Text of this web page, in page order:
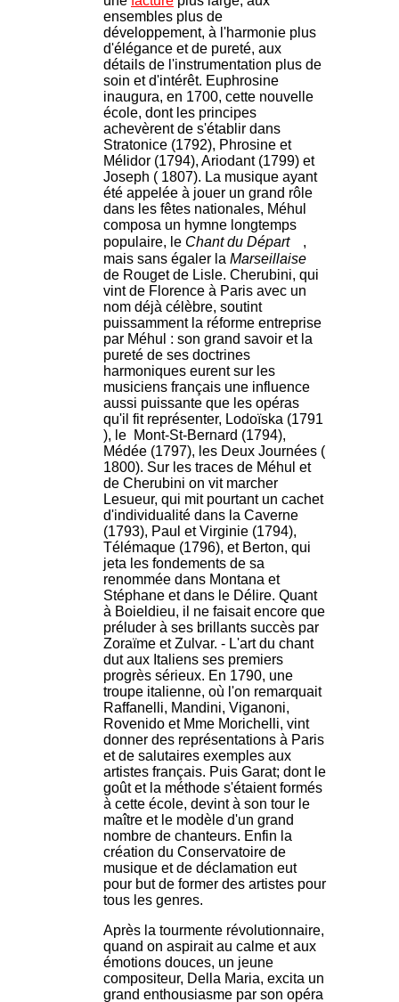
ensembles plus de
développement, à l'harmonie plus
d'élégance et de pureté, aux
détails de l'instrumentation plus de
soin et d'intérêt. Euphrosine
inaugura, en 1700, cette nouvelle
école, dont les principes
achevèrent de s'établir dans
Stratonice (1792), Phrosine et
Mélidor (1794), Ariodant (1799) et
Joseph ( 1807). La musique ayant
été appelée à jouer un grand rôle
dans les fêtes nationales, Méhul
composa un hymne longtemps
populaire, le Chant du Départ
,
mais sans égaler la Marseillaise
de Rouget de Lisle. Cherubini, qui
vint de Florence à Paris avec un
nom déjà célèbre, soutint
puissamment la réforme entreprise
par Méhul : son grand savoir et la
pureté de ses doctrines
harmoniques eurent sur les
musiciens français une influence
aussi puissante que les opéras
qu'il fit représenter, Lodoïska (1791
), le Mont-St-Bernard (1794),
Médée (1797), les Deux Journées (
1800). Sur les traces de Méhul et
de Cherubini on vit marcher
Lesueur, qui mit pourtant un cachet
d'individualité dans la Caverne
(1793), Paul et Virginie (1794),
Télémaque (1796), et Berton, qui
jeta les fondements de sa
renommée dans Montana et
Stéphane et dans le Délire. Quant
à Boieldieu, il ne faisait encore que
préluder à ses brillants succès par
Zoraïme et Zulvar. - L'art du chant
dut aux Italiens ses premiers
progrès sérieux. En 1790, une
troupe italienne, où l'on remarquait
Raffanelli, Mandini, Viganoni,
Rovenido et Mme Morichelli, vint
donner des représentations à Paris
et de salutaires exemples aux
artistes français. Puis Garat; dont le
goût et la méthode s'étaient formés
à cette école, devint à son tour le
maître et le modèle d'un grand
nombre de chanteurs. Enfin la
création du Conservatoire de
musique et de déclamation eut
pour but de former des artistes pour
tous les genres.
Après la tourmente révolutionnaire,
quand on aspirait au calme et aux
émotions douces, un jeune
compositeur, Della Maria, excita un
grand enthousiasme par son opéra